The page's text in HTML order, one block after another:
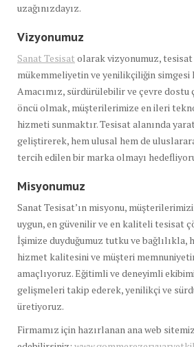
uzağınızdayız.
Vizyonumuz
Sanat Tesisat olarak vizyonumuz,
mükemmeliyetin ve yenilikçiliğin simgesi
Amacımız, sürdürülebilir ve çevre
öncü olmak, müşterilerimize en ileri
hizmeti sunmaktır. Tesisat alanında
geliştirerek, hem ulusal hem de
tercih edilen bir marka olmayı
Misyonumuz
Sanat Tesisat’ın misyonu,
uygun, en güvenilir ve en kaliteli tesisat
İşimize duyduğumuz tutku ve bağlılıkla,
hizmet kalitesini ve müşteri
amaçlıyoruz. Eğitimli ve deneyimli
gelişmeleri takip ederek, yenilikçi ve
üretiyoruz.
Firmamız için hazırlanan ana web